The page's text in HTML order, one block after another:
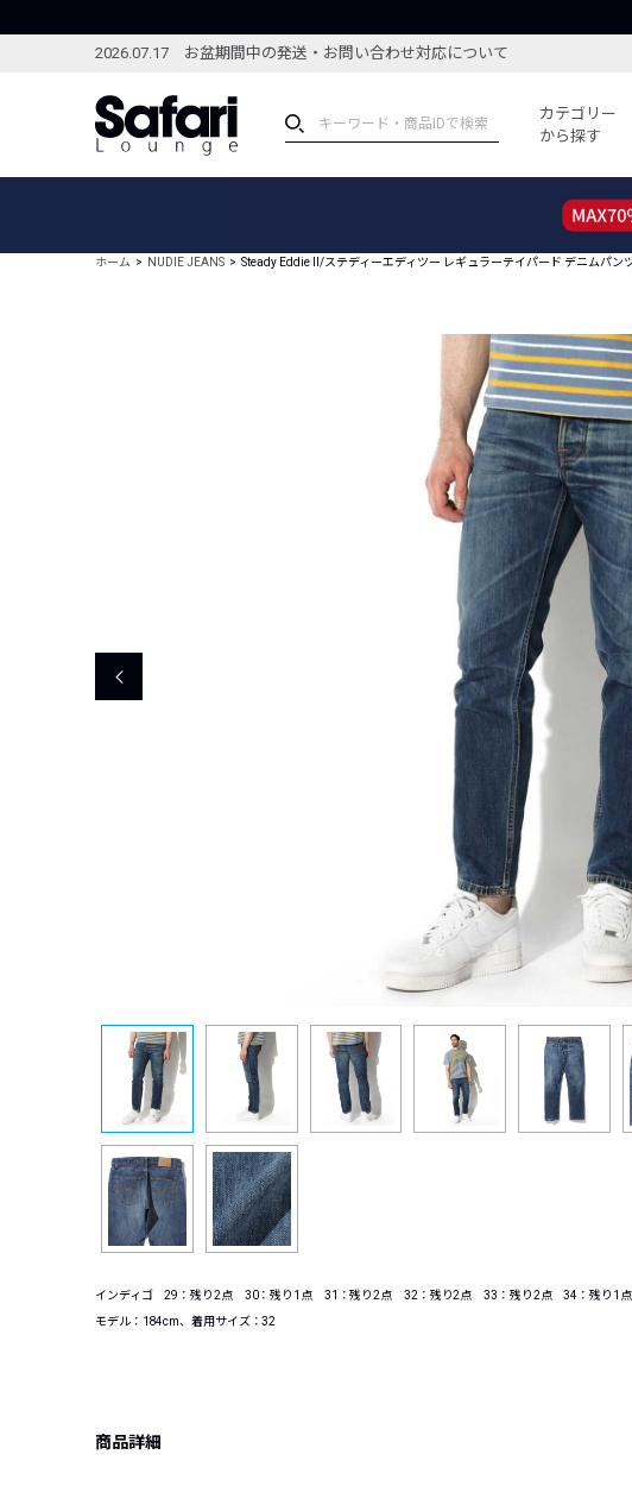
2026.07.17 お盆期間中の発送・お問い合わせ対応について
カテゴリー
から探す
ブランドから探す
特集記事
コーディネート
編集部のおすすめコーディネート
ホーム NUDIE JEANS Steady Eddie II/ステディーエディツー レギュラーテイパード デニムパン
インディゴ 29：残り2点 30：残り1点 31：残り2点 32：残り2点 33：残り2点 34：残り1点
モデル：184cm、着用サイズ：32
商品詳細